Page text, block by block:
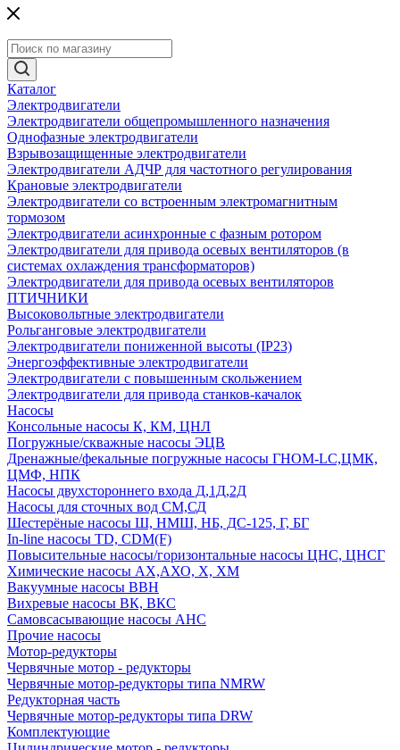
Каталог
Электродвигатели
Электродвигатели общепромышленного назначения
Однофазные электродвигатели
Взрывозащищенные электродвигатели
Электродвигатели АДЧР для частотного регулирования
Крановые электродвигатели
Электродвигатели со встроенным электромагнитным
тормозом
Электродвигатели асинхронные с фазным ротором
Электродвигатели для привода осевых вентиляторов (в
системах охлаждения трансформаторов)
Электродвигатели для привода осевых вентиляторов
ПТИЧНИКИ
Высоковольтные электродвигатели
Рольганговые электродвигатели
Электродвигатели пониженной высоты (IP23)
Энергоэффективные электродвигатели
Электродвигатели с повышенным скольжением
Электродвигатели для привода станков-качалок
Насосы
Консольные насосы К, КМ, ЦНЛ
Погружные/скважные насосы ЭЦВ
Дренажные/фекальные погружные насосы ГНОМ-LC,ЦМК,
ЦМФ, НПК
Насосы двухстороннего входа Д,1Д,2Д
Насосы для сточных вод СМ,СД
Шестерёные насосы Ш, НМШ, НБ, ДС-125, Г, БГ
In-line насосы TD, CDM(F)
Повысительные насосы/горизонтальные насосы ЦНС, ЦНСГ
Химические насосы АХ,АХО, Х, ХМ
Вакуумные насосы ВВН
Вихревые насосы ВК, ВКС
Самовсасывающие насосы АНС
Прочие насосы
Мотор-редукторы
Червячные мотор - редукторы
Червячные мотор-редукторы типа NMRW
Редукторная часть
Червячные мотор-редукторы типа DRW
Комплектующие